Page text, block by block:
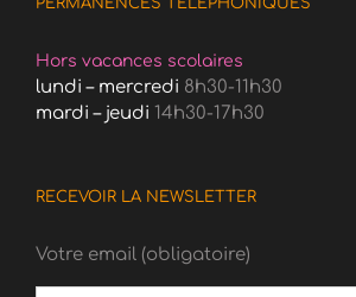
PERMANENCES TÉLÉPHONIQUES
Hors vacances scolaires
lundi – mercredi 8h30-11h30
mardi – jeudi 14h30-17h30
RECEVOIR LA NEWSLETTER
Votre email (obligatoire)